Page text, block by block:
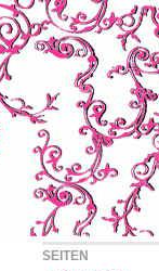
SEITEN